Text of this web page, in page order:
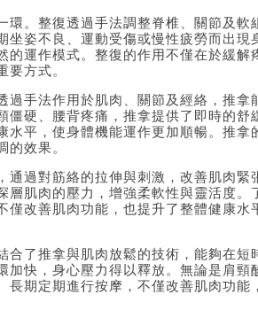
環。整復透過手法調整脊椎、關節及軟
姿不良、運動受傷或慢性疲勞而出現
的運作模式。整復的作用不僅在於緩解
要方式。
手法作用於肌肉、關節及經絡，推拿
硬、腰背疼痛，推拿提供了即時的舒
水平，使身體機能運作更加順暢。推拿
的效果。
過對筋絡的拉伸與刺激，改善肌肉緊
層肌肉的壓力，增強柔軟性與靈活度。
僅改善肌肉功能，也提升了整體健康水
了推拿與肌肉放鬆的技術，能夠在短
加快，身心壓力得以釋放。無論是肩頸
期定期進行按摩，不僅改善肌肉功能